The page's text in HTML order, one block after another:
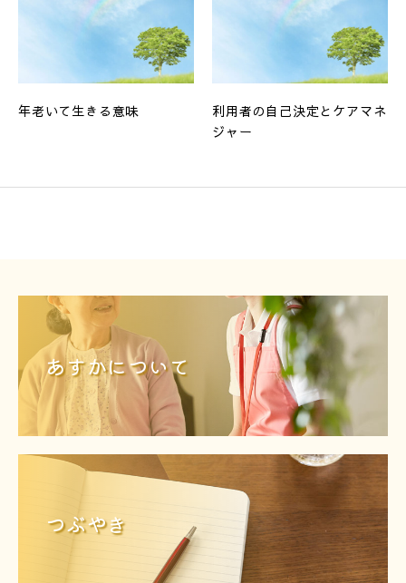
年老いて生きる意味
利用者の自己決定とケアマネ
ジャー
あすかについて
つぶやき